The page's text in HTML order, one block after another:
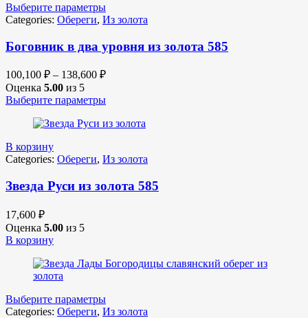
Выберите параметры
Categories: Обереги, Из золота
Боговник в два уровня из золота 585
100,100 ₽ – 138,600 ₽
Оценка 5.00 из 5
Выберите параметры
В корзину
Categories: Обереги, Из золота
Звезда Руси из золота 585
17,600 ₽
Оценка 5.00 из 5
В корзину
Выберите параметры
Categories: Обереги, Из золота